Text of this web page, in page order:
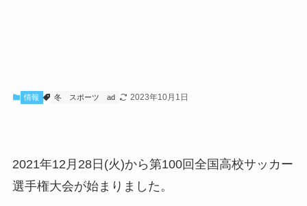
情報 冬 スポーツ ad 2023年10月1日
2021年12月28日(火)から第100回全国高校サッカー
選手権大会が始まりました。